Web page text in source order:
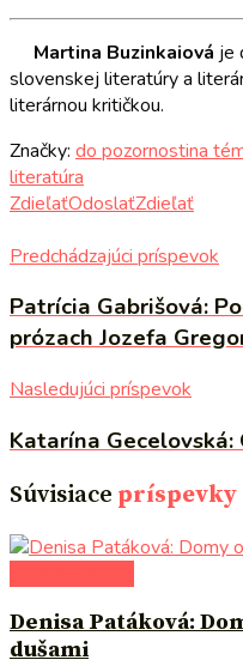
Martina Buzinkaiová je
slovenskej literatúry a
literárnou kritičkou.
Značky: do pozornostina
literatúra
ZdieľaťOdoslaťZdieľať
Predchádzajúci príspevok
Patrícia Gabrišová:
prózach Jozefa
Nasledujúci príspevok
Katarína
Súvisiace príspevky
Denisa Patáková:
dušami